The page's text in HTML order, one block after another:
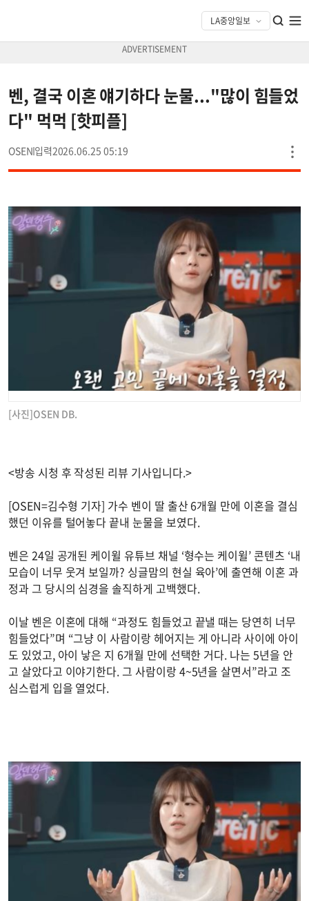
벤, 결국 이혼 얘기하다 눈물..."많이 힘들었
다" 먹먹 [핫피플]
OSEN 2026.06.25 05:19
[사진]OSEN DB.
<방송 시청 후 작성된 리뷰 기사입니다.>
[OSEN=김수형 기자] 가수 벤이 딸 출산 6개월 만에 이혼을 결심
했던 이유를 털어놓다 끝내 눈물을 보였다.
벤은 24일 공개된 케이윌 유튜브 채널 ‘형수는 케이윌’ 콘텐츠 ‘내
모습이 너무 웃겨 보일까? 싱글맘의 현실 육아’에 출연해 이혼 과
정과 그 당시의 심경을 솔직하게 고백했다.
이날 벤은 이혼에 대해 “과정도 힘들었고 끝낼 때는 당연히 너무
힘들었다”며 “그냥 이 사람이랑 헤어지는 게 아니라 사이에 아이
도 있었고, 아이 낳은 지 6개월 만에 선택한 거다. 나는 5년을 안
고 살았다고 이야기한다. 그 사람이랑 4~5년을 살면서”라고 조
심스럽게 입을 열었다.